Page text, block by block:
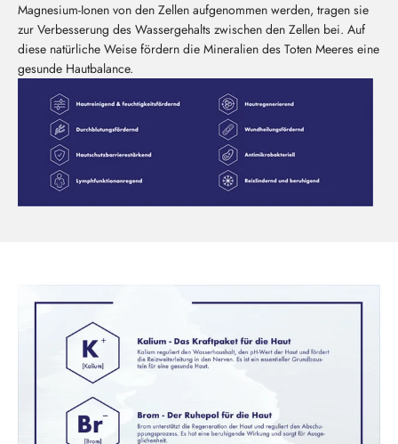
Magnesium-Ionen von den Zellen aufgenommen werden, tragen sie
zur Verbesserung des Wassergehalts zwischen den Zellen bei. Auf
diese natürliche Weise fördern die Mineralien des Toten Meeres eine
gesunde Hautbalance.